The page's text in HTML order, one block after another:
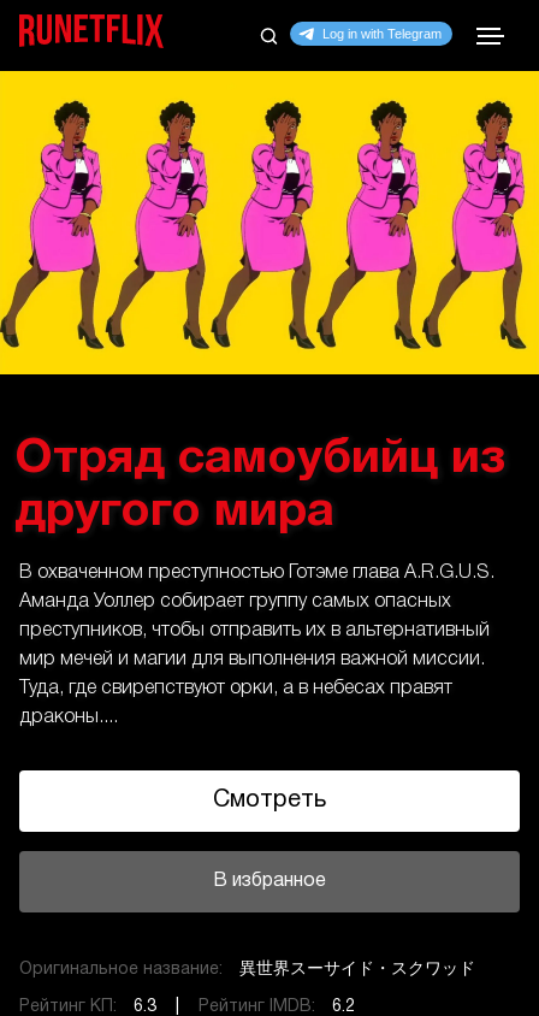
Отряд самоубийц из
другого мира
В охваченном преступностью Готэме глава A.R.G.U.S.
Аманда Уоллер собирает группу самых опасных
преступников, чтобы отправить их в альтернативный
мир мечей и магии для выполнения важной миссии.
Туда, где свирепствуют орки, а в небесах правят
драконы....
Смотреть
В избранное
Оригинальное название: 異世界スーサイド・スクワッド
Рейтинг КП: 6.3 | Рейтинг IMDB: 6.2